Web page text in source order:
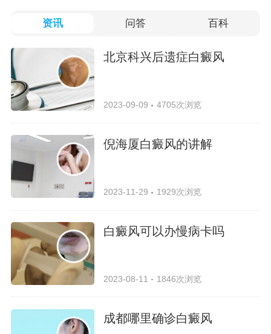
资讯 问答 百科
北京科兴后遗症白癜风
2023-09-09 4705次浏览
倪海厦白癜风的讲解
2023-11-29 1929次浏览
白癜风可以办慢病卡吗
2023-08-11 1846次浏览
成都哪里确诊白癜风